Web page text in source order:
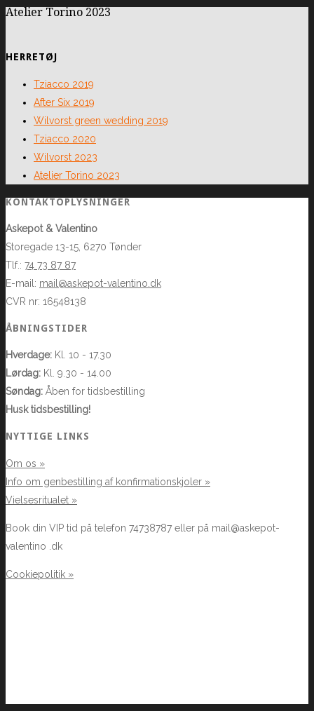
Atelier Torino 2023
HERRETØJ
Tziacco 2019
After Six 2019
Wilvorst green wedding 2019
Tziacco 2020
Wilvorst 2023
Atelier Torino 2023
KONTAKTOPLYSNINGER
Askepot & Valentino
Storegade 13-15, 6270 Tønder
Tlf.: 74 73 87 87
E-mail: mail@askepot-valentino.dk
CVR nr: 16548138
ÅBNINGSTIDER
Hverdage: Kl. 10 - 17.30
Lørdag: Kl. 9.30 - 14.00
Søndag: Åben for tidsbestilling
Husk tidsbestilling!
NYTTIGE LINKS
Om os »
Info om genbestilling af konfirmationskjoler »
Vielsesritualet »
Book din VIP tid på telefon 74738787 eller på mail@askepot-
valentino .dk
Cookiepolitik »